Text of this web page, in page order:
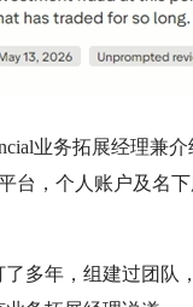
业务拓展经理兼
台，个人账户及名
多年，组建过团